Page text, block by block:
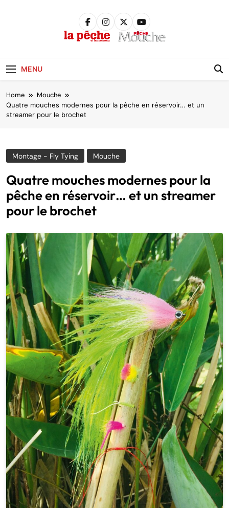
MENU
Home Mouche
Quatre mouches modernes pour la pêche en réservoir… et un
streamer pour le brochet
Montage - Fly Tying Mouche
Quatre mouches modernes pour la
pêche en réservoir… et un streamer
pour le brochet